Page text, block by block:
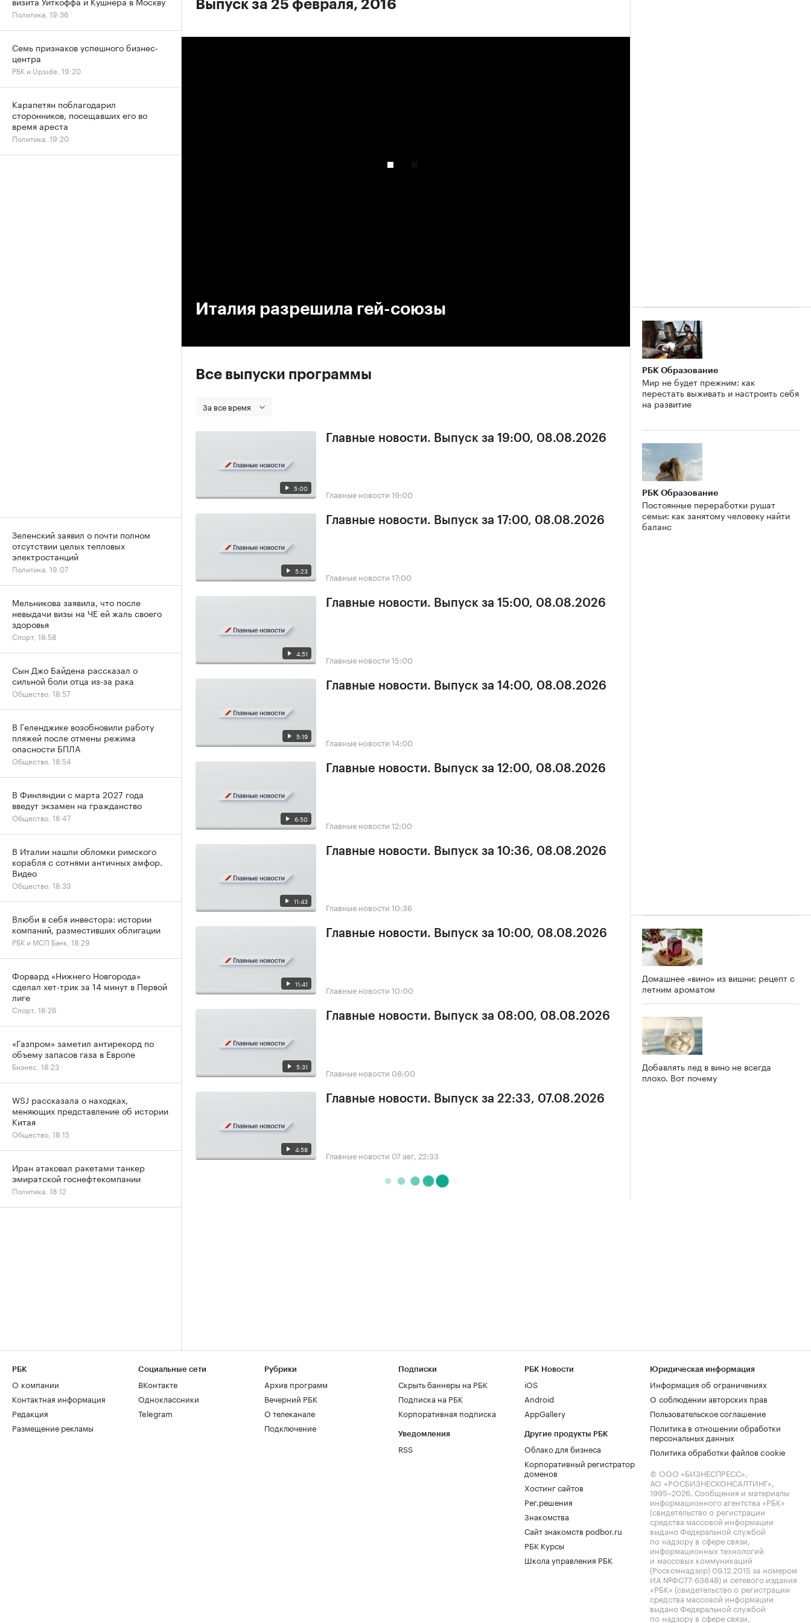
Выпуск за 25 февраля, 2016
Италия разрешила гей-союзы
Все выпуски программы
За все время
5:00
Главные новости. Выпуск за 19:00, 08.08.2026
Главные новости 19:00
5:23
Главные новости. Выпуск за 17:00, 08.08.2026
Главные новости 17:00
4:51
Главные новости. Выпуск за 15:00, 08.08.2026
Главные новости 15:00
5:19
Главные новости. Выпуск за 14:00, 08.08.2026
Главные новости 14:00
6:50
Главные новости. Выпуск за 12:00, 08.08.2026
Главные новости 12:00
11:43
Главные новости. Выпуск за 10:36, 08.08.2026
Главные новости 10:36
11:41
Главные новости. Выпуск за 10:00, 08.08.2026
Главные новости 10:00
5:31
Главные новости. Выпуск за 08:00, 08.08.2026
Главные новости 08:00
4:58
Главные новости. Выпуск за 22:33, 07.08.2026
Главные новости 07 авг, 22:33
РБК Образование
Мир не будет прежним: как
перестать выживать и настроить себя
на развитие
РБК Образование
Постоянные переработки рушат
семьи: как занятому человеку найти
баланс
Домашнее «вино» из вишни: рецепт с
летним ароматом
Добавлять лед в вино не всегда
плохо. Вот почему
Политика, 19:36
Семь признаков успешного бизнес-
центра
РБК и Upside, 19:20
Карапетян поблагодарил
сторонников, посещавших его во
время ареста
Политика, 19:20
Зеленский заявил о почти полном
отсутствии целых тепловых
электростанций
Политика, 19:07
Мельникова заявила, что после
невыдачи визы на ЧЕ ей жаль своего
здоровья
Спорт, 18:58
Сын Джо Байдена рассказал о
сильной боли отца из-за рака
Общество, 18:57
В Геленджике возобновили работу
пляжей после отмены режима
опасности БПЛА
Общество, 18:54
В Финляндии с марта 2027 года
введут экзамен на гражданство
Общество, 18:47
В Италии нашли обломки римского
корабля с сотнями античных амфор.
Видео
Общество, 18:33
Влюби в себя инвестора: истории
компаний, разместивших облигации
РБК и МСП Банк, 18:29
Форвард «Нижнего Новгорода»
сделал хет-трик за 14 минут в Первой
лиге
Спорт, 18:26
«Газпром» заметил антирекорд по
объему запасов газа в Европе
Бизнес, 18:23
WSJ рассказала о находках,
меняющих представление об истории
Китая
Общество, 18:15
Иран атаковал ракетами танкер
эмиратской госнефтекомпании
Политика, 18:12
РБК
О компании
Контактная информация
Редакция
Размещение рекламы
Социальные сети
ВКонтакте
Одноклассники
Telegram
Рубрики
Архив программ
Вечерний РБК
О телеканале
Подключение
Подписки
Скрыть баннеры на РБК
Подписка на РБК
Корпоративная подписка
Уведомления
RSS
РБК Новости
iOS
Android
AppGallery
Другие продукты РБК
Облако для бизнеса
Корпоративный регистратор
доменов
Хостинг сайтов
Рег.решения
Знакомства
Сайт знакомств podbor.ru
РБК Курсы
Школа управления РБК
Юридическая информация
Информация об ограничениях
О соблюдении авторских прав
Пользовательское соглашение
Политика в отношении обработки
персональных данных
Политика обработки файлов cookie
© ООО «БИЗНЕСПРЕСС»,
АО «РОСБИЗНЕСКОНСАЛТИНГ»,
1995–2026. Сообщения и материалы
информационного агентства «РБК»
(свидетельство о регистрации
средства массовой информации
выдано Федеральной службой
по надзору в сфере связи,
информационных технологий
и массовых коммуникаций
(Роскомнадзор) 09.12.2015 за номером
ИА №ФС77-63848) и сетевого издания
«РБК» (свидетельство о регистрации
средства массовой информации
выдано Федеральной службой
по надзору в сфере связи,